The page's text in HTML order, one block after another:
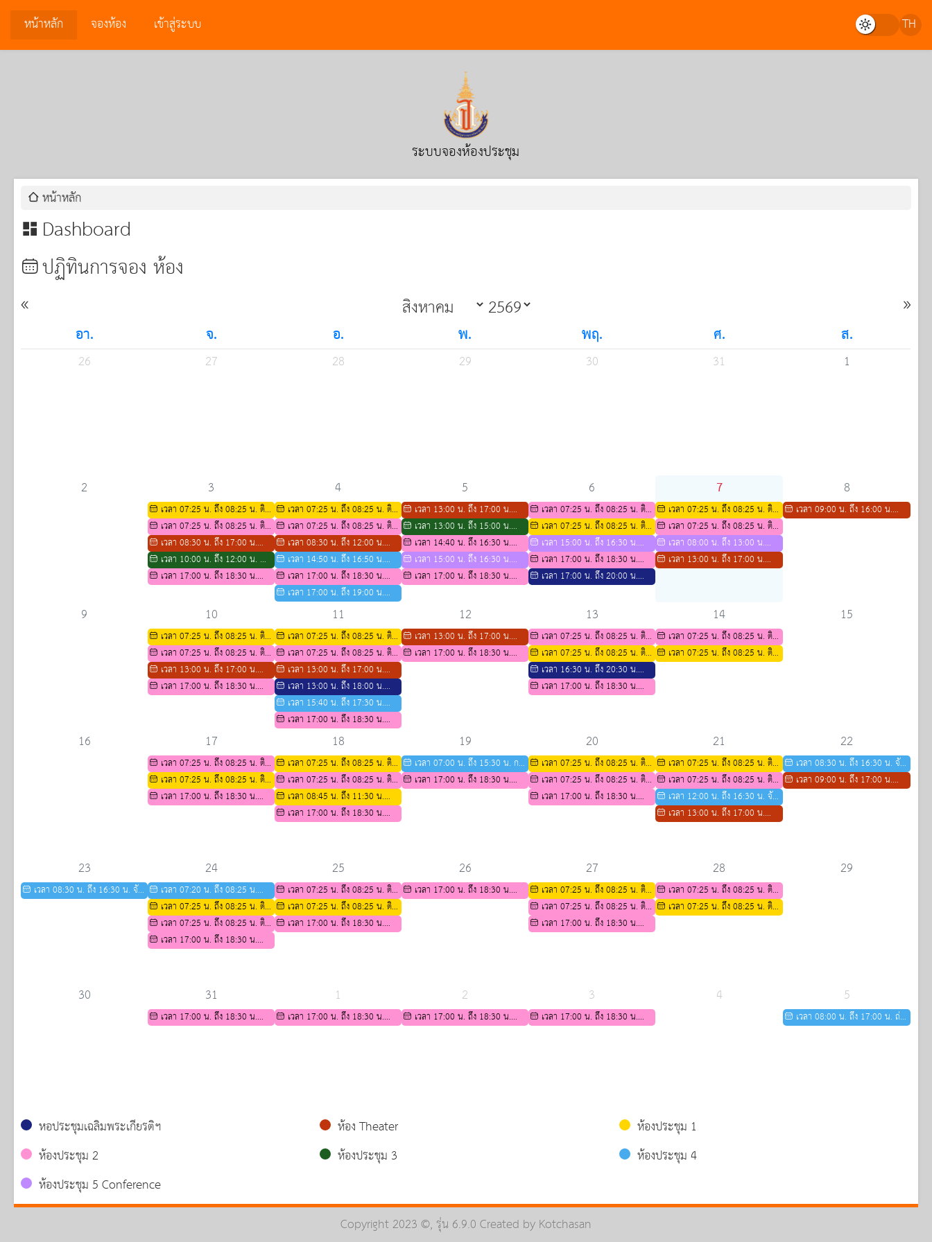
หน้าหลัก จองห้อง เข้าสู่ระบบ
ระบบจองห้องประชุม
หน้าหลัก
Dashboard
ปฏิทินการจอง ห้อง
อา. จ. อ. พ. พฤ. ศ. ส.
26 27 28 29 30 31 1
2 3
เวลา 07:25 น. ถึง 08:25 น. ติว
พี่สอนน้องสาขาชีววิทยา ปีการศึกษา
2569
เวลา 07:25 น. ถึง 08:25 น. ติว
สอวน สาขาคณิตศาสตร์
เวลา 08:30 น. ถึง 17:00 น.
ตารางกิจกรรมการติว IELTS ปีการ
ศึกษา 2569
เวลา 10:00 น. ถึง 12:00 น. นำ
เสนอผลงานการรับย้าของคุณครู
เวลา 17:00 น. ถึง 18:30 น.
วิชาการ สำหรับนักเรียน ม.3 เพื่อ
ศึกษาต่อระดับชั้นมัธยมศึกษาปีที่ 4
4
เวลา 07:25 น. ถึง 08:25 น. ติว
พี่สอนน้องสาขาชีววิทยา ปีการศึกษา
2569
เวลา 07:25 น. ถึง 08:25 น. ติว
สอวน สาขาคณิตศาสตร์
เวลา 08:30 น. ถึง 12:00 น.
ตารางกิจกรรมการติว IELTS ปีการ
ศึกษา 2569
เวลา 14:50 น. ถึง 16:50 น.
สอบปรับคะแนนกลางภาค
เวลา 17:00 น. ถึง 18:30 น.
กิจกรรมส่งเสริมความเป็นเลิศด้าน
วิชาการ สำหรับนักเรียน ม.3 เพื่อ
ศึกษาต่อ ระดับ ม.4
เวลา 17:00 น. ถึง 19:00 น.
กิจกรรมยกระดับทักษะภาษาอังกฤษ
ตามมาตรฐาน CEFR
5
เวลา 13:00 น. ถึง 17:00 น.
ตารางกิจกรรมการติว IELTS ปีการ
ศึกษา 2569
เวลา 13:00 น. ถึง 15:00 น.
ประชุมคณะผู้บริหาร (อ.จารุวรรณ)
เวลา 14:40 น. ถึง 16:30 น.
สอบเวลา 15:00 น. ถึง 16:30 น.
แข่งขัน casio thailand
เวลา 17:00 น. ถึง 18:30 น.
วิชาการ สำหรับนักเรียน ม.3 เพื่อ
ศึกษาต่อ ระดับ ม.4
6
เวลา 07:25 น. ถึง 08:25 น. ติว
สอวน สาขาคณิตศาสตร์
เวลา 07:25 น. ถึง 08:25 น. ติว
พี่สอนน้องสาขาชีววิทยา ปีการศึกษา
2569
เวลา 15:00 น. ถึง 16:30 น.
แข่งขัน casio thailand
เวลา 17:00 น. ถึง 18:30 น.
กิจกรรมส่งเสริมความเป็นเลิศด้าน
ศึกษาต่อ ระดับ ม.4
เวลา 17:00 น. ถึง 20:00 น.
7
เวลา 07:25 น. ถึง 08:25 น. ติว
พี่สอนน้องสาขาชีววิทยา ปีการศึกษา
2569
เวลา 07:25 น. ถึง 08:25 น. ติว
สอวน สาขาคณิตศาสตร์
เวลา 08:00 น. ถึง 13:00 น.
แข่งขัน casio thailand
เวลา 13:00 น. ถึง 17:00 น.
8
เวลา 09:00 น. ถึง 16:00 น.
9 10
เวลา 07:25 น. ถึง 08:25 น. ติว
พี่สอนน้องสาขาชีววิทยา ปีการศึกษา
2569
เวลา 07:25 น. ถึง 08:25 น. ติว
สอวน สาขาคณิตศาสตร์
เวลา 13:00 น. ถึง 17:00 น.
ตารางกิจกรรมการติว IELTS ปีการ
เวลา 17:00 น. ถึง 18:30 น.
ศึกษาต่อ ระดับ ม.4
11
เวลา 07:25 น. ถึง 08:25 น. ติว
พี่สอนน้องสาขาชีววิทยา ปีการศึกษา
2569
เวลา 07:25 น. ถึง 08:25 น. ติว
สอวน สาขาคณิตศาสตร์
เวลา 13:00 น. ถึง 17:00 น.
ตารางกิจกรรมการติว IELTS ปีการ
ศึกษา 2569
เวลา 13:00 น. ถึง 18:00 น.
ติวpat2,3 เอเลเวลสังคม
เวลา 15:40 น. ถึง 17:30 น.
สอบแก้ตัว
เวลา 17:00 น. ถึง 18:30 น.
กิจกรรมส่งเสริมความเป็นเลิศด้าน
วิชาการ สำหรับนักเรียน ม.3 เพื่อ
ศึกษาต่อ ระดับ ม.4
12
เวลา 13:00 น. ถึง 17:00 น.
ตารางกิจกรรมการติว IELTS ปีการ
เวลา 17:00 น. ถึง 18:30 น.
13
เวลา 07:25 น. ถึง 08:25 น. ติว
สอวน สาขาคณิตศาสตร์
เวลา 07:25 น. ถึง 08:25 น. ติว
พี่สอนน้องสาขาชีววิทยา ปีการศึกษา
2569
เวลา 16:30 น. ถึง 20:30 น.
กิจกรรมภาษาไทยภาษาถิ่น (สอบ
เวลา 17:00 น. ถึง 18:30 น.
ศึกษาต่อระดับชั้นมัธยมศึกษาปีที่ 4
14
เวลา 07:25 น. ถึง 08:25 น. ติว
สอวน สาขาคณิตศาสตร์
เวลา 07:25 น. ถึง 08:25 น. ติว
15
16 17
เวลา 07:25 น. ถึง 08:25 น. ติว
สอวน สาขาคณิตศาสตร์
เวลา 07:25 น. ถึง 08:25 น. ติว
พี่สอนน้องสาขาชีววิทยา ปีการศึกษา
เวลา 17:00 น. ถึง 18:30 น.
18
เวลา 07:25 น. ถึง 08:25 น. ติว
พี่สอนน้องสาขาชีววิทยา ปีการศึกษา
2569
เวลา 07:25 น. ถึง 08:25 น. ติว
สอวน สาขาคณิตศาสตร์
เวลา 08:45 น. ถึง 11:30 น.
กิจกรรมอบรมส่งเสริมทักษะชีวิตของ
เวลา 17:00 น. ถึง 18:30 น.
ศึกษาต่อระดับชั้นมัธยมศึกษาปีที่ 4
19
เวลา 07:00 น. ถึง 15:30 น. การ
อบรมกิจกรรมผู้สูงอายุ(ชมรมอาสายุว
เวลา 17:00 น. ถึง 18:30 น.
20
เวลา 07:25 น. ถึง 08:25 น. ติว
พี่สอนน้องสาขาชีววิทยา ปีการศึกษา
2569
เวลา 07:25 น. ถึง 08:25 น. ติว
สอวน สาขาคณิตศาสตร์
เวลา 17:00 น. ถึง 18:30 น.
21
เวลา 07:25 น. ถึง 08:25 น. ติว
พี่สอนน้องสาขาชีววิทยา ปีการศึกษา
2569
เวลา 07:25 น. ถึง 08:25 น. ติว
สอวน สาขาคณิตศาสตร์
เวลา 12:00 น. ถึง 16:30 น. จัด
สอบ ASMO รายวิชา วิทยาศาสตร์
เวลา 13:00 น. ถึง 17:00 น.
22
เวลา 08:30 น. ถึง 16:30 น. จัด
สอบ ASMO รายวิชา วิทยาศาสตร์
เวลา 09:00 น. ถึง 17:00 น.
23
เวลา 08:30 น. ถึง 16:30 น. จัด
24
เวลา 07:20 น. ถึง 08:25 น.
โครงการพี่สอนน้อง
เวลา 07:25 น. ถึง 08:25 น. ติว
พี่สอนน้องสาขาชีววิทยา ปีการศึกษา
2569
เวลา 07:25 น. ถึง 08:25 น. ติว
สอวน สาขาคณิตศาสตร์
เวลา 17:00 น. ถึง 18:30 น.
ศึกษาต่อระดับชั้นมัธยมศึกษาปีที่ 4
25
เวลา 07:25 น. ถึง 08:25 น. ติว
สอวน สาขาคณิตศาสตร์
เวลา 07:25 น. ถึง 08:25 น. ติว
พี่สอนน้องสาขาชีววิทยา ปีการศึกษา
เวลา 17:00 น. ถึง 18:30 น.
26
เวลา 17:00 น. ถึง 18:30 น.
27
เวลา 07:25 น. ถึง 08:25 น. ติว
พี่สอนน้องสาขาชีววิทยา ปีการศึกษา
2569
เวลา 07:25 น. ถึง 08:25 น. ติว
สอวน สาขาคณิตศาสตร์
เวลา 17:00 น. ถึง 18:30 น.
28
เวลา 07:25 น. ถึง 08:25 น. ติว
สอวน คณิตศาสตร์
เวลา 07:25 น. ถึง 08:25 น. ติว
29
30 31
เวลา 17:00 น. ถึง 18:30 น.
1
เวลา 17:00 น. ถึง 18:30 น.
2
เวลา 17:00 น. ถึง 18:30 น.
3
เวลา 17:00 น. ถึง 18:30 น.
4 5
เวลา 08:00 น. ถึง 17:00 น. ถ่าย
หอประชุมเฉลิมพระเกียรติฯ ห้อง Theater
ห้องประชุม 1
ห้องประชุม 2
ห้องประชุม 3
ห้องประชุม 4
ห้องประชุม 5 Conference
Copyright 2023 ©, รุ่น 6.9.0 Created byKotchasan